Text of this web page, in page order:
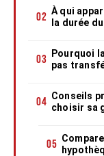
À qui
la durée
Pourquoi
pas
Conseils
choisir sa